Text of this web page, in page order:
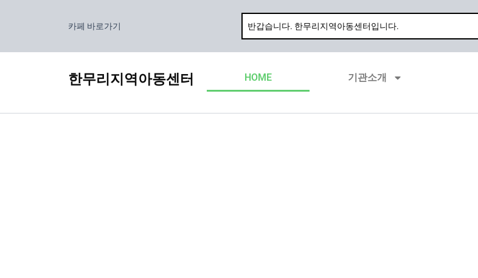
로
카페 바로가기
한무리지역아동센터 HOME 기관소개